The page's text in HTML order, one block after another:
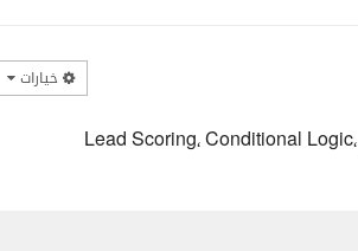
خيارات
اشتغلت على GHL وعندي خبرة في بناء أنظمة Automations وFunnels متكاملة تشمل Lead Scoring، Conditional Logic،